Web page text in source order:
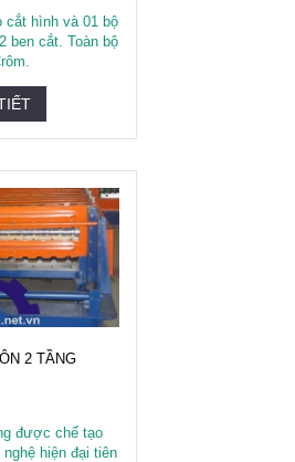
cắt hình và 01 bộ
ben cắt. Toàn bộ
2 TẦNG
được chế tạo
hiện đại tiên